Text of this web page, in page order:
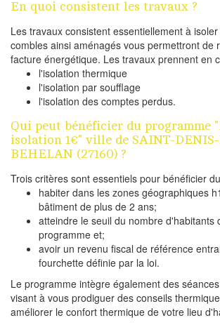
En quoi consistent les travaux ?
Les travaux consistent essentiellement à
combles ainsi aménagés vous permettront de
facture énergétique. Les travaux prennent en
l'isolation thermique
l'isolation par soufflage
l'isolation des comptes perdus.
Qui peut bénéficier du programme
isolation 1€" ville de SAINT-
BEHELAN (27160) ?
Trois critères sont essentiels pour bénéficier
habiter dans les zones géographiques
bâtiment de plus de 2 ans;
atteindre le seuil du nombre d'habitants
programme et;
avoir un revenu fiscal de référence
fourchette définie par la loi.
Le programme intègre également des
visant à vous prodiguer des conseils
améliorer le confort thermique de votre lieu